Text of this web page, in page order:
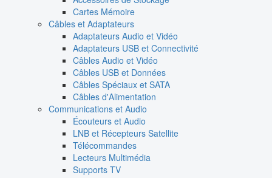
Cartes Mémoire
Câbles et Adaptateurs
Adaptateurs Audio et Vidéo
Adaptateurs USB et Connectivité
Câbles Audio et Vidéo
Câbles USB et Données
Câbles Spéciaux et SATA
Câbles d'Alimentation
Communications et Audio
Écouteurs et Audio
LNB et Récepteurs Satellite
Télécommandes
Lecteurs Multimédia
Supports TV